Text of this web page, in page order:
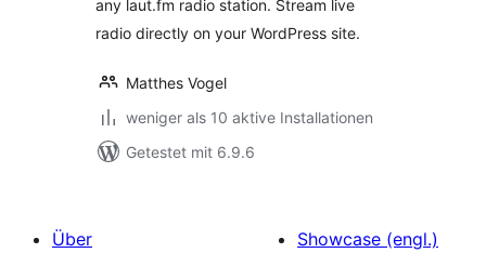
any laut.fm radio station. Stream live
radio directly on your WordPress site.
Matthes Vogel
weniger als 10 aktive Installationen
Getestet mit 6.9.6
Über
Showcase (engl.)